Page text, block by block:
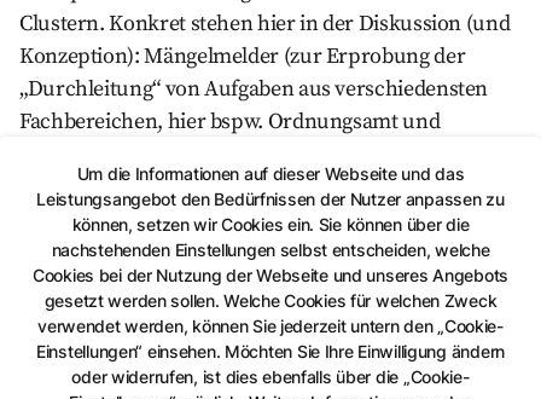
Um die Informationen auf dieser Webseite und das
Leistungsangebot den Bedürfnissen der Nutzer anpassen zu
können, setzen wir Cookies ein. Sie können über die
nachstehenden Einstellungen selbst entscheiden, welche
Cookies bei der Nutzung der Webseite und unseres Angebots
gesetzt werden sollen. Welche Cookies für welchen Zweck
verwendet werden, können Sie jederzeit untern den „Cookie-
Einstellungen“ einsehen. Möchten Sie Ihre Einwilligung ändern
oder widerrufen, ist dies ebenfalls über die „Cookie-
Clustern. Konkret stehen hier in der Diskussion (und
Konzeption): Mängelmelder (zur Erprobung der
„Durchleitung“ von Aufgaben aus verschiedensten
Fachbereichen, hier bspw. Ordnungsamt und
automatisierten Bearbeitung nicht standardisierter
Anliegen), Bürgerbeteiligungsplattform (Einbindung
der eigentlich eigenständigen SC-Maßnahme #11 –
optional), aber auch Einbindung „klassischer
Bürgerservices“ (hier voraussichtlich
Meldebescheinigung und Abmeldung ins Ausland, um
die Interoperabilität mit den OZG-Systemen zu